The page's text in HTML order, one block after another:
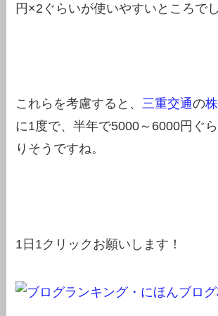
円×2ぐらいが使いやすいところで
これらを考慮すると、三重交通の
に1度で、半年で5000～6000円ぐ
りそうですね。
1日1クリックお願いします！